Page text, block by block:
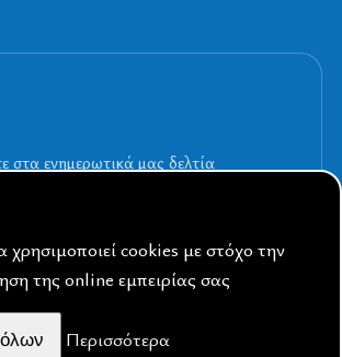
στα ενημερωτικά μας δελτία
By Public Sphere
χρησιμοποιεί cookies με στόχο την
της online εμπειρίας σας
Περισσότερα